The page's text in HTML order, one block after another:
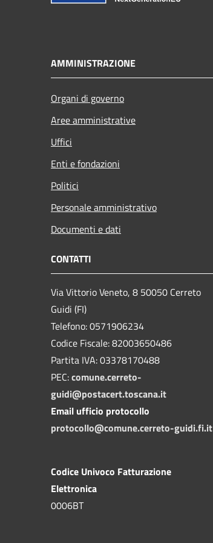
AMMINISTRAZIONE
Organi di governo
Aree amministrative
Uffici
Enti e fondazioni
Politici
Personale amministrativo
Documenti e dati
CONTATTI
Via Vittorio Veneto, 8 50050 Cerreto
Guidi (FI)
Telefono: 0571906234
Codice Fiscale: 82003650486
Partita IVA: 03378170488
PEC:comune.cerreto-
guidi@postacert.toscana.it
Email ufficio protocollo
protocollo@comune.cerreto-guidi.fi.it
Codice Univoco Fatturazione
Elettronica
0006BT